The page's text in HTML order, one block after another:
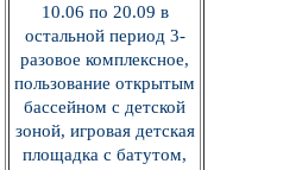
10.06 по 20.09 в
остальной период 3-
разовое комплексное,
пользование открытым
бассейном с детской
зоной, игровая детская
площадка с батутом,